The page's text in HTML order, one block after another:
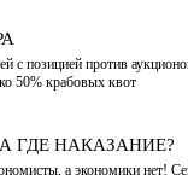
позицией против
50% крабовых квот
ГДЕ НАКАЗАНИЕ?
а экономики нет!